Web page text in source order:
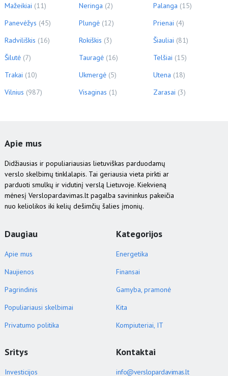
Mažeikiai (11) Neringa (2) Palanga (15)
Panevėžys (45) Plungė (12) Prienai (4)
Radviliškis (16) Rokiškis (3) Šiauliai (81)
Šilutė (7) Tauragė (16) Telšiai (15)
Trakai (10) Ukmergė (5) Utena (18)
Vilnius (987) Visaginas (1) Zarasai (3)
Apie mus
Didžiausias ir populiariausias lietuviškas parduodamų
verslo skelbimų tinklalapis. Tai geriausia vieta pirkti ar
parduoti smulkų ir vidutinį verslą Lietuvoje. Kiekvieną
mėnesį Verslopardavimas.lt pagalba savininkus pakeičia
nuo keliolikos iki kelių dešimčių šalies įmonių.
Daugiau
Apie mus
Naujienos
Pagrindinis
Populiariausi skelbimai
Privatumo politika
Kategorijos
Energetika
Finansai
Gamyba, pramonė
Kita
Kompiuteriai, IT
Sritys
Investicijos
Kontaktai
info@verslopardavimas.lt